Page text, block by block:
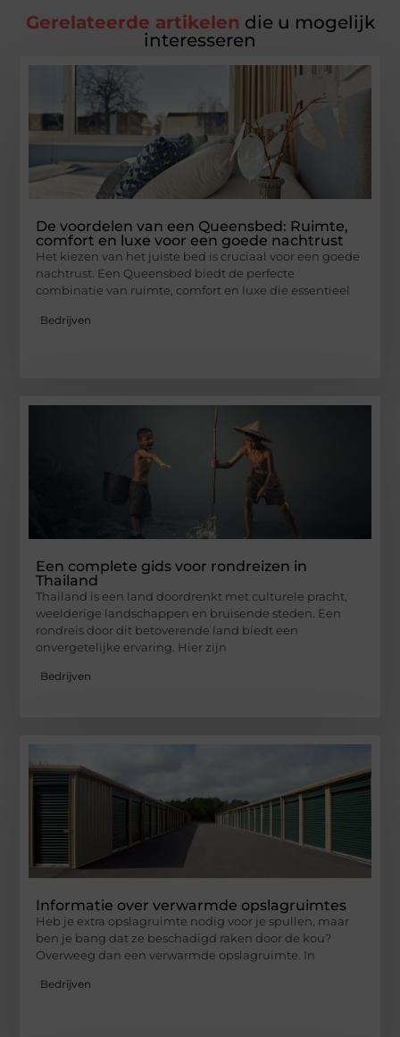
Gerelateerde artikelen die u mogelijk
interesseren
De voordelen van een Queensbed: Ruimte,
comfort en luxe voor een goede nachtrust
Het kiezen van het juiste bed is cruciaal voor een goede
nachtrust. Een Queensbed biedt de perfecte
combinatie van ruimte, comfort en luxe die essentieel
Bedrijven
Een complete gids voor rondreizen in
Thailand
Thailand is een land doordrenkt met culturele pracht,
weelderige landschappen en bruisende steden. Een
rondreis door dit betoverende land biedt een
onvergetelijke ervaring. Hier zijn
Bedrijven
Informatie over verwarmde opslagruimtes
Heb je extra opslagruimte nodig voor je spullen, maar
ben je bang dat ze beschadigd raken door de kou?
Overweeg dan een verwarmde opslagruimte. In
Bedrijven